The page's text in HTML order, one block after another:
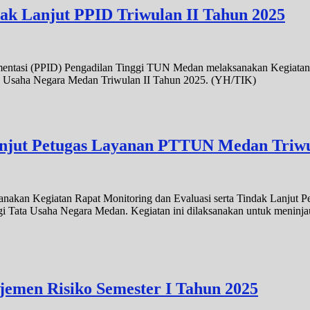
Lanjut PPID Triwulan II Tahun 2025
(PPID) Pengadilan Tinggi TUN Medan melaksanakan
Negara Medan Triwulan II Tahun 2025. (YH/TIK)
Petugas Layanan PTTUN Medan
Kegiatan Rapat Monitoring dan Evaluasi serta Tindak Lanjut
Usaha Negara Medan. Kegiatan ini dilaksanakan untuk
Risiko Semester I Tahun 2025